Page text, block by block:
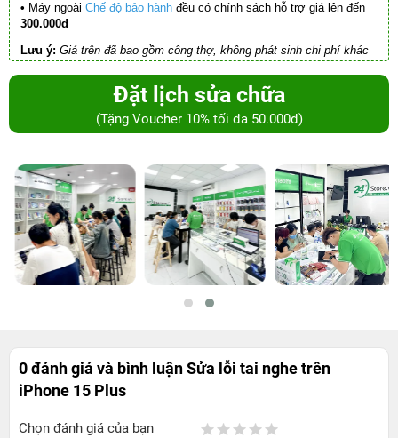
• Máy ngoài Chế độ bảo hành đều có chính sách hỗ trợ giá lên đến
300.000đ
Lưu ý: Giá trên đã bao gồm công thợ, không phát sinh chi phí khác
Đặt lịch sửa chữa
(Tặng Voucher 10% tối đa 50.000đ)
0 đánh giá và bình luậnSửa lỗi tai nghe trên
iPhone 15 Plus
Chọn đánh giá của bạn